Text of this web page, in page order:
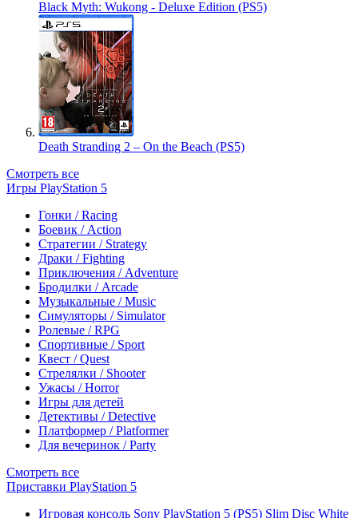
Black Myth: Wukong - Deluxe Edition (PS5)
Death Stranding 2 – On the Beach (PS5)
Смотреть все
Игры PlayStation 5
Гонки / Racing
Боевик / Action
Стратегии / Strategy
Драки / Fighting
Приключения / Adventure
Бродилки / Arcade
Музыкальные / Music
Симуляторы / Simulator
Ролевые / RPG
Спортивные / Sport
Квест / Quest
Стрелялки / Shooter
Ужасы / Horror
Игры для детей
Детективы / Detective
Платформер / Platformer
Для вечеринок / Party
Смотреть все
Приставки PlayStation 5
Игровая консоль Sony PlayStation 5 (PS5) Slim Disc White